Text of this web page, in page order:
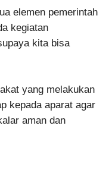
elemen pemerintah
kegiatan
kita bisa
yang melakukan
kepada aparat agar
aman dan